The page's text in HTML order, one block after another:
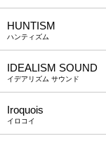
HUNTISM
ハンティズム
IDEALISM SOUND
イデアリズム サウンド
Iroquois
イロコイ